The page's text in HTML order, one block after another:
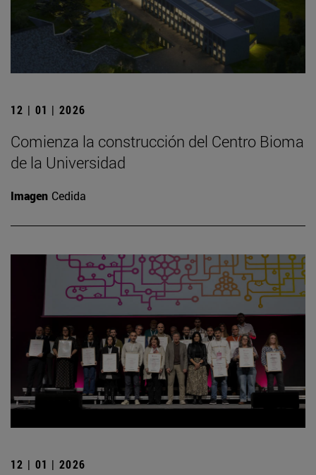
12 | 01 | 2026
Comienza la construcción del Centro Bioma
de la Universidad
Imagen Cedida
12 | 01 | 2026